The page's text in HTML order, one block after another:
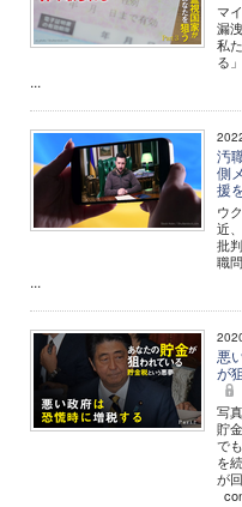
マ
漏
私
る
...
汚
側
援
ウ
近
批
職
...
悪
が
写
貯
で
を
が